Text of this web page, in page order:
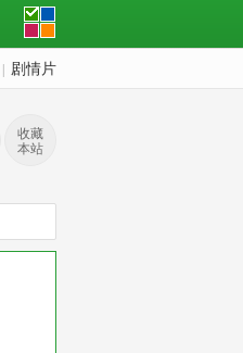
剧情片
收藏
本站